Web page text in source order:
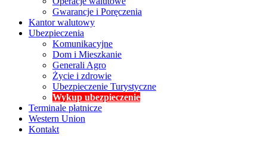
Gwarancje i Poręczenia
Kantor walutowy
Ubezpieczenia
Komunikacyjne
Dom i Mieszkanie
Generali Agro
Życie i zdrowie
Ubezpieczenie Turystyczne
Wykup ubezpieczenie
Terminale płatnicze
Western Union
Kontakt